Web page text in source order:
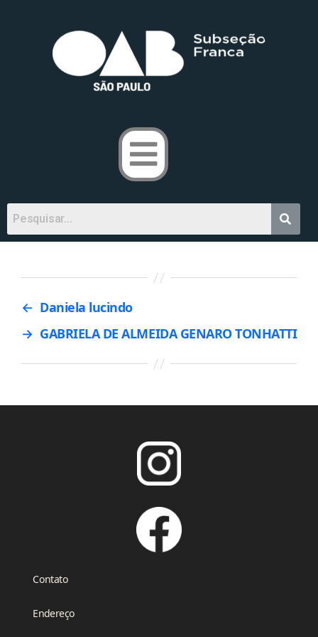
← Daniela lucindo
→ GABRIELA DE ALMEIDA GENARO TONHATTI
Contato
Endereço